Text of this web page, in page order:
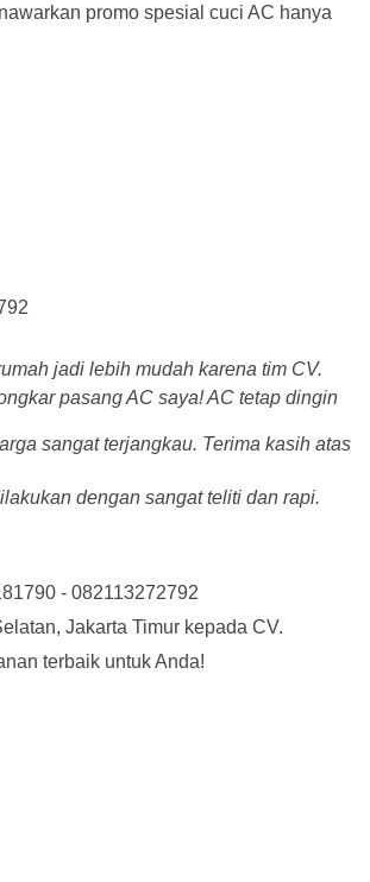
promo spesial cuci AC hanya
jadi lebih mudah karena tim CV.
pasang AC saya! AC tetap dingin
sangat terjangkau. Terima kasih atas
dengan sangat teliti dan rapi.
- 082113272792
Jakarta Timur kepada CV.
terbaik untuk Anda!